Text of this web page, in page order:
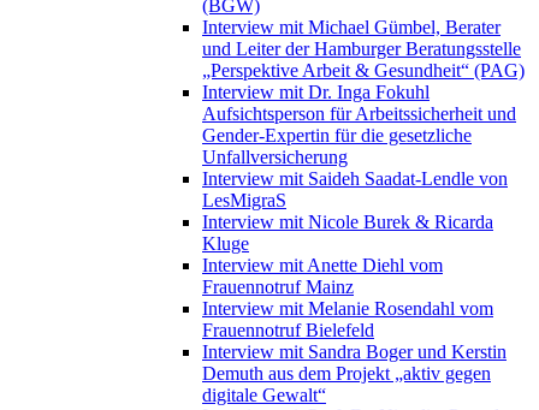
(BGW)
Interview mit Michael Gümbel, Berater
und Leiter der Hamburger Beratungsstelle
„Perspektive Arbeit & Gesundheit“ (PAG)
Interview mit Dr. Inga Fokuhl
Aufsichtsperson für Arbeitssicherheit und
Gender-Expertin für die gesetzliche
Unfallversicherung
Interview mit Saideh Saadat-Lendle von
LesMigraS
Interview mit Nicole Burek & Ricarda
Kluge
Interview mit Anette Diehl vom
Frauennotruf Mainz
Interview mit Melanie Rosendahl vom
Frauennotruf Bielefeld
Interview mit Sandra Boger und Kerstin
Demuth aus dem Projekt „aktiv gegen
digitale Gewalt“